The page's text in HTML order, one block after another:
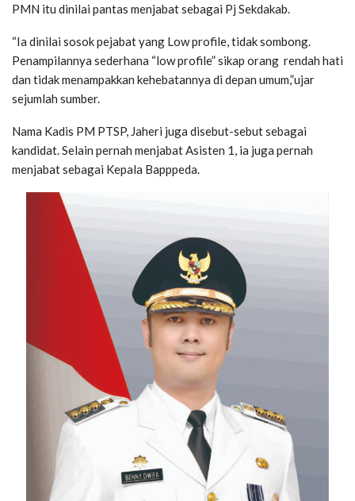
PMN itu dinilai pantas menjabat sebagai Pj Sekdakab.
“Ia dinilai sosok pejabat yang Low profile, tidak sombong.
Penampilannya sederhana “low profile” sikap orang rendah hati
dan tidak menampakkan kehebatannya di depan umum,”ujar
sejumlah sumber.
Nama Kadis PM PTSP, Jaheri juga disebut-sebut sebagai
kandidat. Selain pernah menjabat Asisten 1, ia juga pernah
menjabat sebagai Kepala Bapppeda.